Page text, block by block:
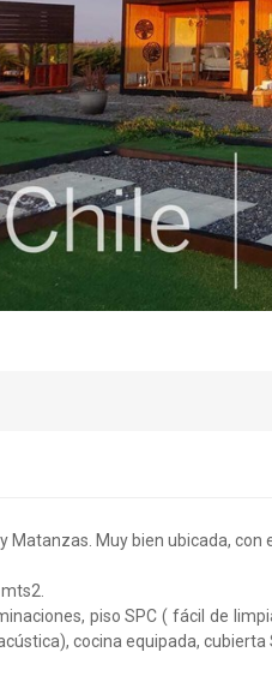
Matanzas. Muy bien ubicada, con
piso SPC ( fácil de
cocina equipada, cubierta